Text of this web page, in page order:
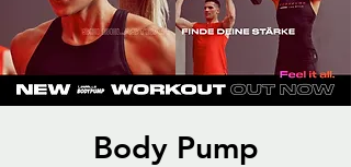
Body Pump